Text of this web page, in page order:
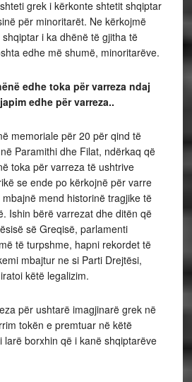
grek i kërkonte shtetit shqiptar
për minoritarët. Ne kërkojmë
i ka dhënë të gjitha të
edhe më shumë, minoritarëve.
edhe toka për varreza ndaj
edhe për varreza..
memoriale për 20 për qind të
Paramithi dhe Filat, ndërkaq që
toka për varreza të ushtrive
se ende po kërkojnë për varre
mend historinë tragjike të
Ishin bërë varrezat dhe ditën që
së Greqisë, parlamenti
të turpshme, hapni rekordet të
mbajtur ne si Parti Drejtësi,
këtë legalizim.
për ushtarë imagjinarë grek në
tokën e premtuar në këtë
larë borxhin që i kanë shqiptarëve